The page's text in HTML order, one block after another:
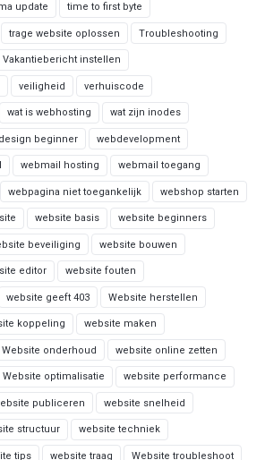
update time to first byte
trage website oplossen Troubleshooting
Vakantiebericht instellen
veiligheid verhuiscode
wat is webhosting wat zijn inodes
beginner webdevelopment
webmail hosting webmail toegang
webpagina niet toegankelijk webshop starten
website basis website beginners
beveiliging website bouwen
editor website fouten
website geeft 403 Website herstellen
koppeling website maken
Website onderhoud website online zetten
Website optimalisatie website performance
publiceren website snelheid
structuur website techniek
tips website traag Website troubleshoot